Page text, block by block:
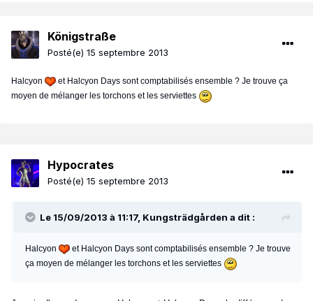
Königstraße
Posté(e) 15 septembre 2013
Halcyon
et Halcyon Days sont comptabilisés ensemble ? Je trouve ça
moyen de mélanger les torchons et les serviettes
Hypocrates
Posté(e) 15 septembre 2013
Le 15/09/2013 à 11:17, Kungsträdgården a dit :
Halcyon
et Halcyon Days sont comptabilisés ensemble ? Je trouve
ça moyen de mélanger les torchons et les serviettes